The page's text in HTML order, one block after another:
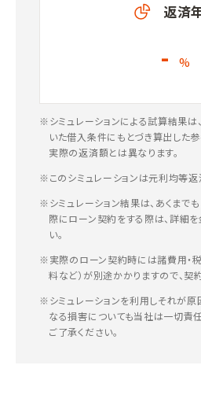
返済
- %
※シミュレーションによる試算結果は
いた借入条件にもとづき算出した
実際の返済額とは異なります。
※このシミュレーションは元利均等
※シミュレーション結果は、あくまで
際にローン契約をする際は、詳細
い。
※実際のローン契約時には諸費用・
料など）が別途かかりますので、契
※シミュレーションを利用しそれが
なる損害についても当社は一切責
ご了承ください。